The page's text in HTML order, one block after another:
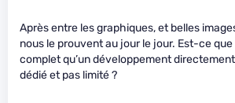
Après entre les graphiques, et belles
nous le prouvent au jour le jour. Est-ce
complet qu’un développement
dédié et pas limité ?